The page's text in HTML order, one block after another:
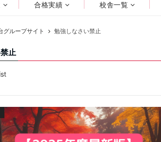
合格実績 校舎一覧
グループサイト 勉強しなさい禁止
止